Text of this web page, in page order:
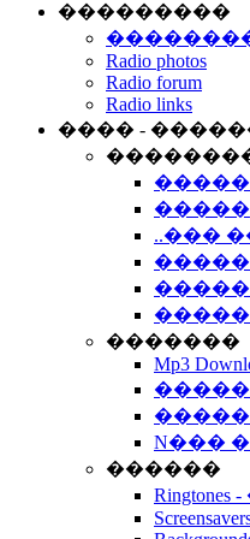
���������
Radio photos
Radio forum
Radio links
���� -
�����
..���
�������
Mp3
N���
������